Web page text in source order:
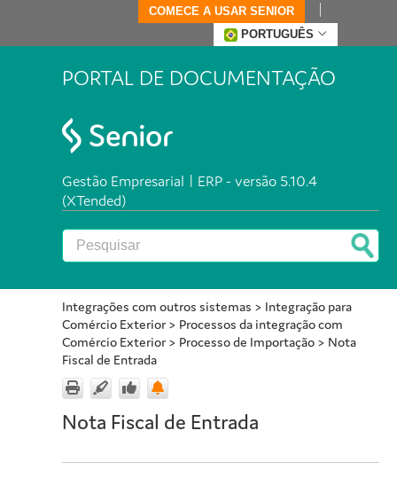
COMECE A USAR SENIOR
PORTUGUÊS
PORTAL DE DOCUMENTAÇÃO
Gestão Empresarial | ERP - versão 5.10.4
(XTended)
Integrações com outros sistemas > Integração para
Comércio Exterior> Processos da integração com
Comércio Exterior> Processo de Importação > Nota
Fiscal de Entrada
Nota Fiscal de Entrada